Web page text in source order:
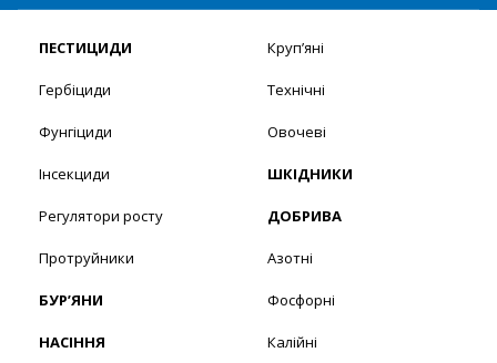
ПЕСТИЦИДИ
Гербіциди
Фунгіциди
Інсекциди
Регулятори росту
Протруйники
БУР’ЯНИ
НАСІННЯ
Круп’яні
Технічні
Овочеві
ШКІДНИКИ
ДОБРИВА
Азотні
Фосфорні
Калійні